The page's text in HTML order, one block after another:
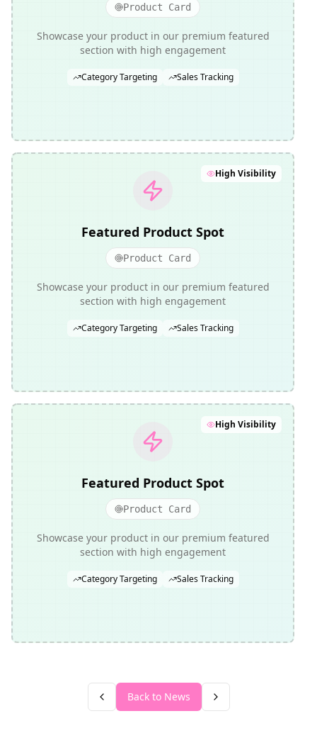
Product Card
Showcase your product in our premium featured
section with high engagement
Category Targeting Sales Tracking
Featured Product Spot
Product Card
Showcase your product in our premium featured
section with high engagement
Category Targeting Sales Tracking
High Visibility
Featured Product Spot
Product Card
Showcase your product in our premium featured
section with high engagement
Category Targeting Sales Tracking
High Visibility
Back to News